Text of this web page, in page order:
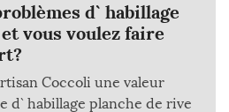
d` habillage
vous voulez faire
Coccoli une valeur
d` habillage planche de rive